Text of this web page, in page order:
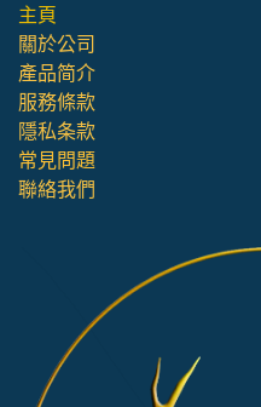
主頁
關於公司
產品简介
服務條款
隱私条款
常見問題
聯絡我們